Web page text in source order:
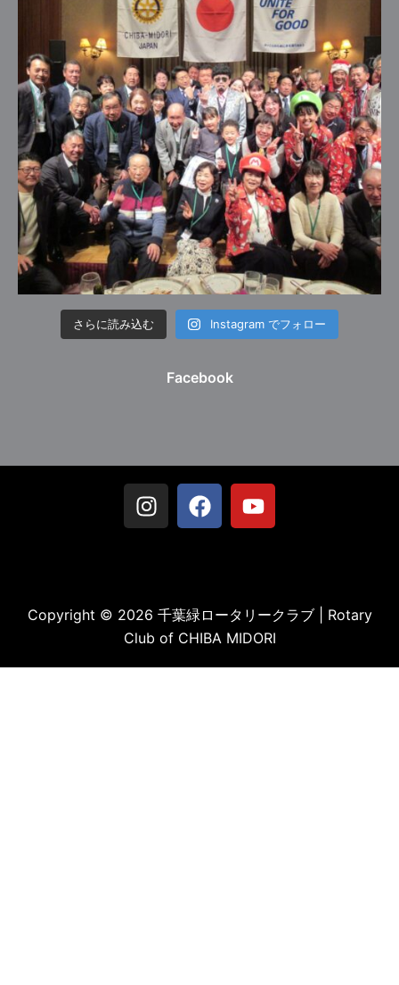
さらに読み込む Instagram でフォロー
Facebook
Copyright © 2026 千葉緑ロータリークラブ | Rotary
Club of CHIBA MIDORI